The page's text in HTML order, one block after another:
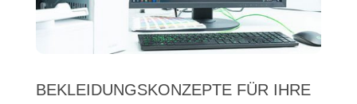
BEKLEIDUNGS­KONZEPTE FÜR IHRE